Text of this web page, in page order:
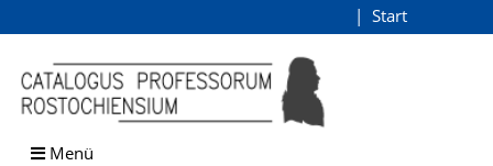
Browsen
direkt zum Inhalt
Start
Menü